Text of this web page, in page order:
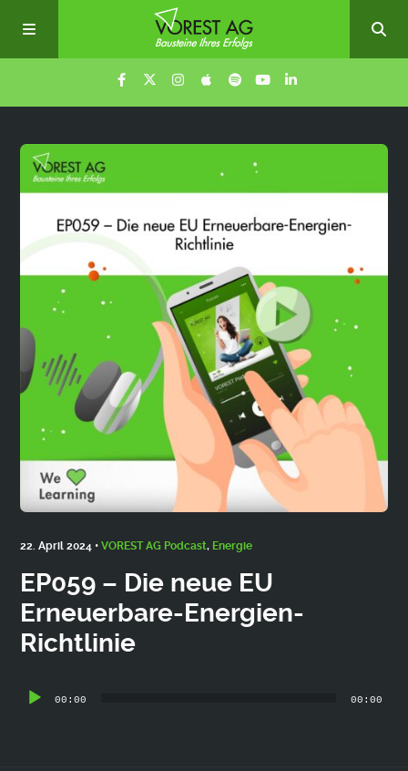
Episoden
Über uns
22. April 2024 •VOREST AG Podcast, Energie
EP059 – Die neue EU
Erneuerbare-Energien-
Richtlinie
Audio-
00:00 00:00